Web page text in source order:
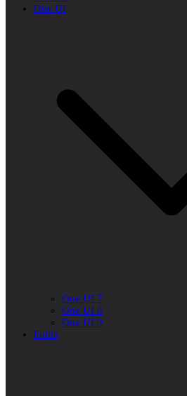
One UI
One UI 7
One UI 8
One UI 9
Folds